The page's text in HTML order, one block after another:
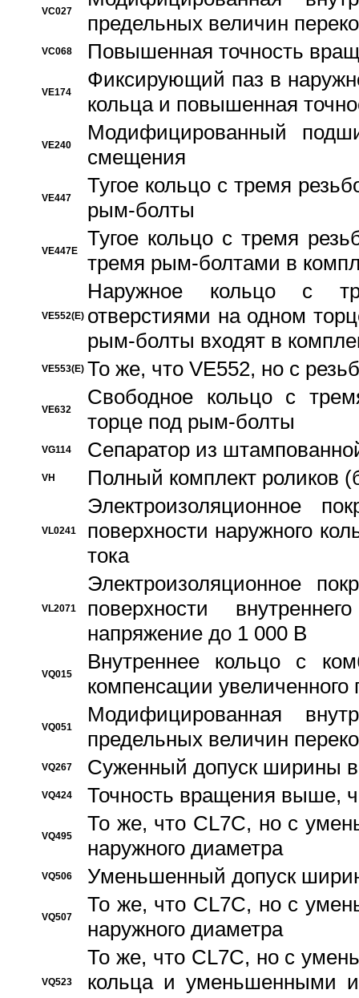
VC027
предельных величин
VC068 Повышенная точность
VE174
Фиксирующий паз в
кольца и повышенная
VE240
Модифицированный
смещения
VE447
Тугое кольцо с тремя
рым-болты
VE447E
Тугое кольцо с тремя
тремя рым-болтами в
VE552(E)
Наружное кольцо с
отверстиями на одном
рым-болты входят в
VE553(E) То же, что VE552, но с
VE632
Свободное кольцо с
торце под рым-болты
VG114 Сепаратор из
VH Полный комплект роликов
VL0241
Электроизоляционное
поверхности наружного
тока
VL2071
Электроизоляционное
поверхности
напряжение до 1 000 В
VQ015
Bнутреннее кольцо с
компенсации увеличенного
VQ051
Модифицированная
предельных величин
VQ267 Суженный допуск ширины
VQ424 Точность вращения выше,
VQ495
То же, что CL7C, но с
наружного диаметра
VQ506 Уменьшенный допуск
VQ507
То же, что CL7C, но с
наружного диаметра
VQ523
То же, что CL7C, но с
кольца и уменьшенными